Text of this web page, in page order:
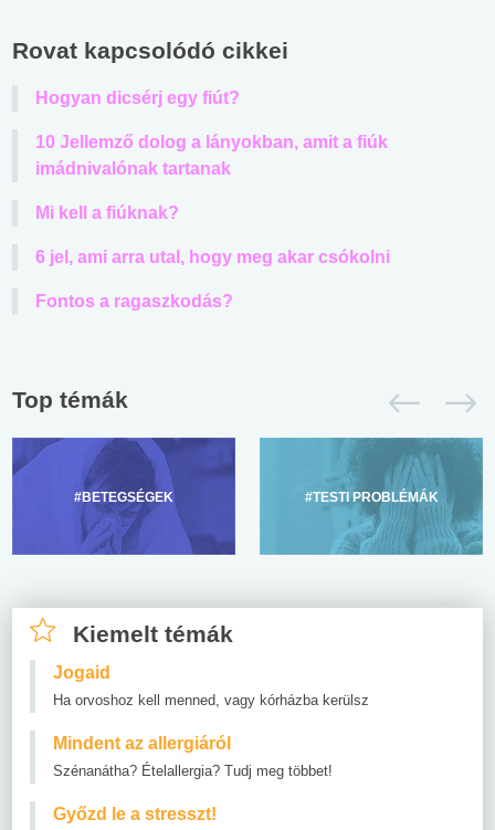
Rovat kapcsolódó cikkei
Hogyan dicsérj egy fiút?
10 Jellemző dolog a lányokban, amit a fiúk
imádnivalónak tartanak
Mi kell a fiúknak?
6 jel, ami arra utal, hogy meg akar csókolni
Fontos a ragaszkodás?
Top témák
#BETEGSÉGEK #TESTI PROBLÉMÁK
Kiemelt témák
Jogaid
Ha orvoshoz kell menned, vagy kórházba kerülsz
Mindent az allergiáról
Szénanátha? Ételallergia? Tudj meg többet!
Győzd le a stresszt!